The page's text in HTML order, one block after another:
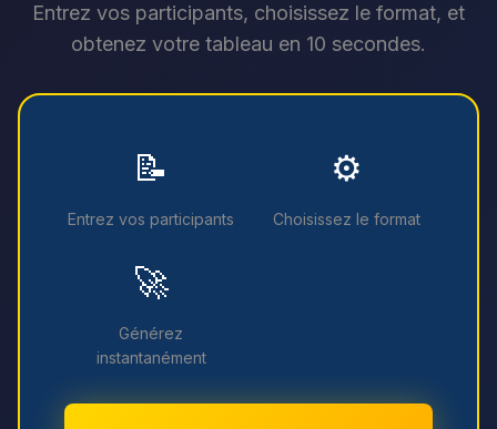
Entrez vos participants, choisissez le format, et
obtenez votre tableau en 10 secondes.
📝
Entrez vos participants
⚙️
Choisissez le format
🚀
Générez
instantanément